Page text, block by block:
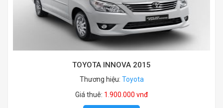
TOYOTA INNOVA 2015
Thương hiệu: Toyota
Giá thuê: 1.900.000 vnđ